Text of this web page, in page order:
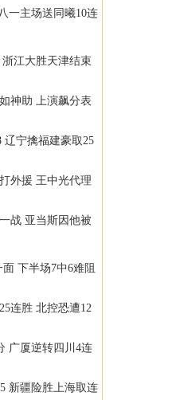
一主场送同曦10连
江大胜天津结束
神助 上演飙分表
辽宁擒福建豪取25
外援 王中光代理
战 亚当斯因他被
下半场7中6难阻
连胜 北控恐遭12
广厦逆转四川4连
新疆险胜上海取连